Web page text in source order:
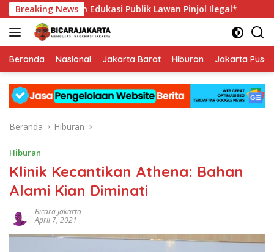
Langsung
ke
konten
Breaking News
Edukasi Publik Lawan Pinjol Ilegal* Hadapi
Beranda Nasional Jakarta Barat Hiburan Jakarta Pusat
Beranda Hiburan
Hiburan
Klinik Kecantikan Athena: Bahan
Alami Kian Diminati
Bicara Jakarta
April 7, 2021